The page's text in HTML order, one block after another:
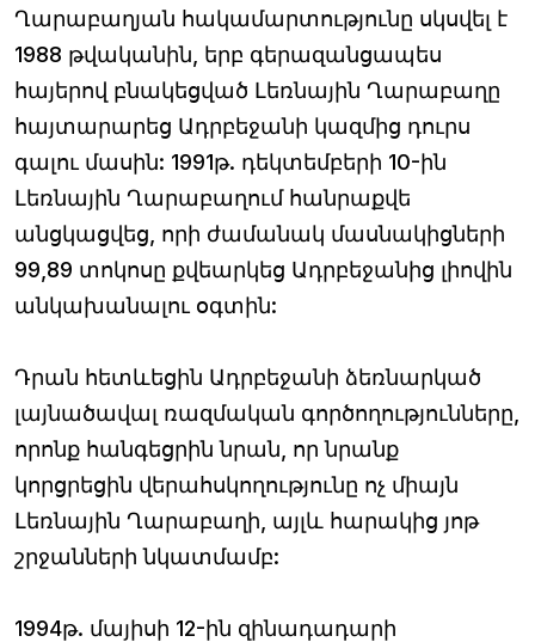
Ղարաբաղյան հակամարտությունը սկսվել է
1988 թվականին, երբ գերազանցապես
հայերով բնակեցված Լեռնային Ղարաբաղը
հայտարարեց Ադրբեջանի կազմից դուրս
գալու մասին: 1991թ. դեկտեմբերի 10-ին
Լեռնային Ղարաբաղում հանրաքվե
անցկացվեց, որի ժամանակ մասնակիցների
99,89 տոկոսը քվեարկեց Ադրբեջանից լիովին
անկախանալու օգտին:
Դրան հետևեցին Ադրբեջանի ձեռնարկած
լայնածավալ ռազմական գործողությունները,
որոնք հանգեցրին նրան, որ նրանք
կորցրեցին վերահսկողությունը ոչ միայն
Լեռնային Ղարաբաղի, այլև հարակից յոթ
շրջանների նկատմամբ:
1994թ. մայիսի 12-ին զինադադարի